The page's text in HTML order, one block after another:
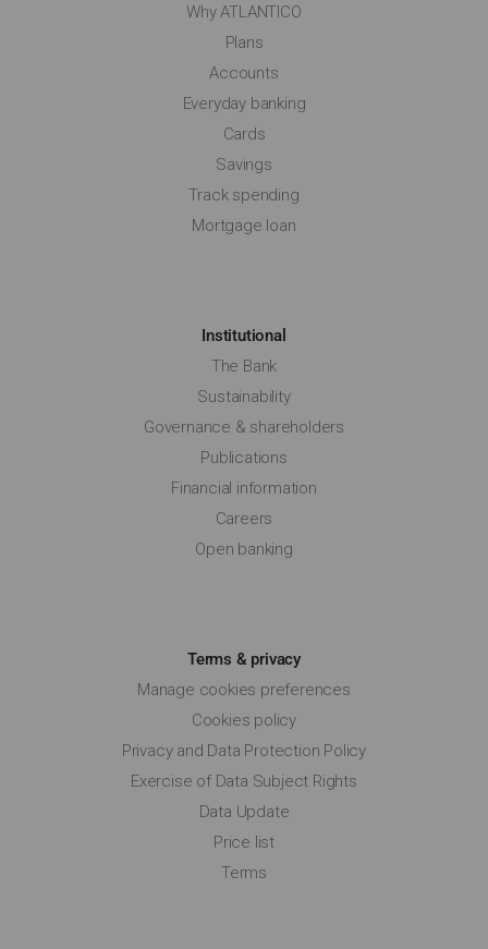
Why ATLANTICO
Plans
Accounts
Everyday banking
Cards
Savings
Track spending
Mortgage loan
Institutional
The Bank
Sustainability
Governance & shareholders
Publications
Financial information
Careers
Open banking
Terms & privacy
Manage cookies preferences
Cookies policy
Privacy and Data Protection Policy
Exercise of Data Subject Rights
Data Update
Price list
Terms